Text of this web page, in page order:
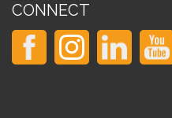
CONNECT